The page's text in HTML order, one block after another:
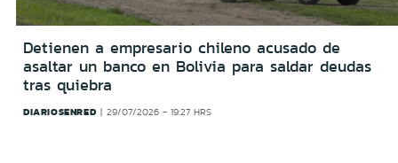
Detienen a empresario chileno acusado de
asaltar un banco en Bolivia para saldar deudas
tras quiebra
DIARIOSENRED 29/07/2026 - 19:27 HRS